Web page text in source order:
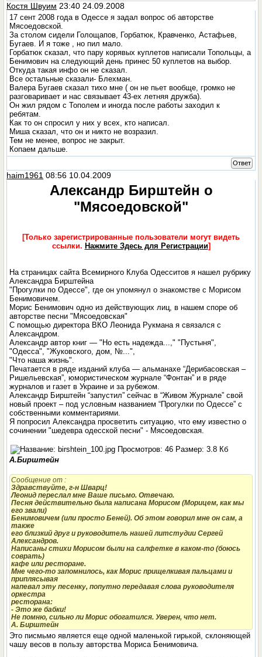
Костя Швуим 23:40 24.09.2008
17 сент 2008 года в Одессе я задал вопрос об авторстве
Мясоедовской.
За столом сидели Голощапов, Горбатюк, Кравченко, Астафьев,
Бугаев. И я тоже , но пил мало.
Горбатюк сказал, что пару корявых куплетов написали Топольцы, а
Бенимович на следующий день принес 50 куплетов на выбор.
Откуда такая инфо он не сказал.
Все остальные сказали- Блехман.
Валера Бугаев сказал тихо мне ( он не пьет вообще, громко не
разговаривает и нас связывает 43-ех летняя дружба).
Он жил рядом с Тополем и иногда после работы заходил к
ребятам.
Как то он спросил у них у всех, кто написал.
Миша сказал, что он и никто не возразил.
Тем не менее, вопрос не закрыт.
Копаем дальше.
Ответ
haim1961 08:56 10.04.2009
Александр Бирштейн о
"Мясоедовской"
[Только зарегистрированные пользователи могут видеть
ссылки. Нажмите Здесь для Регистрации]
На страницах сайта Всемирного Клуба Одесситов я нашел рубрику
Александра Бирштейна
"Прогулки по Одессе", где он упомянул о знакомстве с Морисом
Бенимовичем.
Морис Бенимович одно из действующих лиц, в нашем споре об
авторстве песни "Мясоедовская"
С помощью директора ВКО Леонида Рукмана я связался с
Александром.
Александр автор книг — "Но есть надежда...," "Пустыня",
"Одесса", "Жуковского, дом, №...",
"Что наша жизнь".
Печатается в ряде изданий клуба — альманахе “Дерибасовская –
Ришельевская”, юмористическом журнале “Фонтан” и в ряде
журналов и газет в Украине и за рубежом.
Александр Бирштейн “запустил” сейчас в “Живом Журнале” свой
новый проект – под условным названием “Прогулки по Одессе” с
собственными комментариями.
Я попросил Александра просветить ситуацию, что ему известно о
сочинении "шедевра одесской песни" - Мясоедовская.
А.Бирштейн
Сообщение от :
Здравствуйте, г-н Шварц!
Леонид переслал мне Ваше письмо. Отвечаю.
Песня действительно была написана Морисом (Морицем, как мы
его звали)
Бенимовичем (или просто Беней). Об этом говорил мне он сам, а
также
его близкий друг и руководитель нашей литстудии Сергей
Александров.
Написаны стихи Морисом были на салфетке в каком-то (боюсь
соврать)
кафе или ресторане.
Мне чего-то запомнилось, как Морис прищелкивая пальцами и
приплясывая
напевал эту песенку, попутно передавая слова руководителя
оркестра
ресторана:
- Это же бабки!
Не помню, сильно ли Морис обогатился. Уверен, что нет.
А. Бирштейн
Это писмьмо является еще одной маленькой гирькой, склоняющей
чашу весов в пользу авторства Мориса Бенимовича.